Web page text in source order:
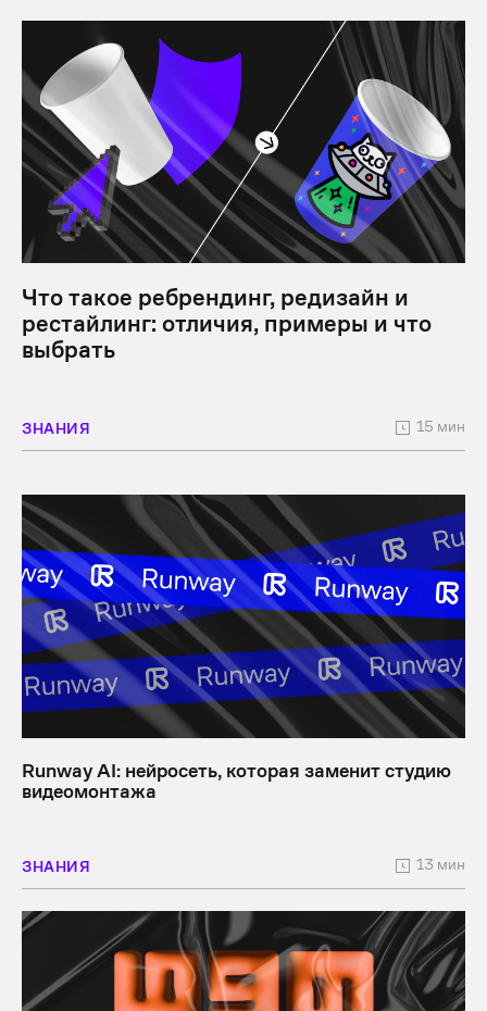
Что такое ребрендинг, редизайн и
рестайлинг: отличия, примеры и что
выбрать
ЗНАНИЯ 15 мин
Runway AI: нейросеть, которая заменит студию
видеомонтажа
ЗНАНИЯ 13 мин